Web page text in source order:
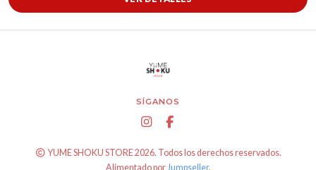
SÍGANOS
YUME SHOKU STORE 2026. Todos los derechos reservados.
Alimentado por Jumpseller.